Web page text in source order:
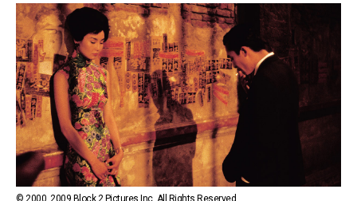
© 2000, 2009 Block 2 Pictures Inc. All Rights Reserved.